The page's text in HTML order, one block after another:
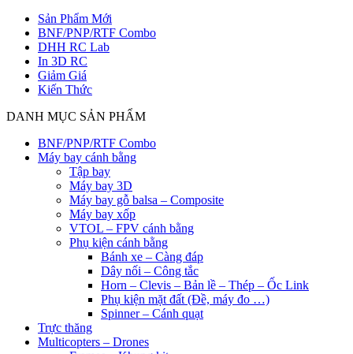
Sản Phẩm Mới
BNF/PNP/RTF Combo
DHH RC Lab
In 3D RC
Giảm Giá
Kiến Thức
DANH MỤC SẢN PHẨM
BNF/PNP/RTF Combo
Máy bay cánh bằng
Tập bay
Máy bay 3D
Máy bay gỗ balsa – Composite
Máy bay xốp
VTOL – FPV cánh bằng
Phụ kiện cánh bằng
Bánh xe – Càng đáp
Dây nối – Công tắc
Horn – Clevis – Bản lề – Thép – Ốc Link
Phụ kiện mặt đất (Đề, máy đo …)
Spinner – Cánh quạt
Trực thăng
Multicopters – Drones